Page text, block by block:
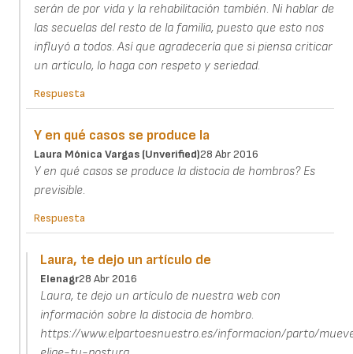
serán de por vida y la rehabilitación también. Ni hablar de
las secuelas del resto de la familia, puesto que esto nos
influyó a todos. Así que agradecería que si piensa criticar
un artículo, lo haga con respeto y seriedad.
Respuesta
Y en qué casos se produce la
Laura Mónica Vargas (unverified)28 Abr 2016
Y en qué casos se produce la distocia de hombros? Es
previsible.
Respuesta
Laura, te dejo un artículo de
Elenagr28 Abr 2016
Laura, te dejo un artículo de nuestra web con
información sobre la distocia de hombro.
https://www.elpartoesnuestro.es/informacion/parto/